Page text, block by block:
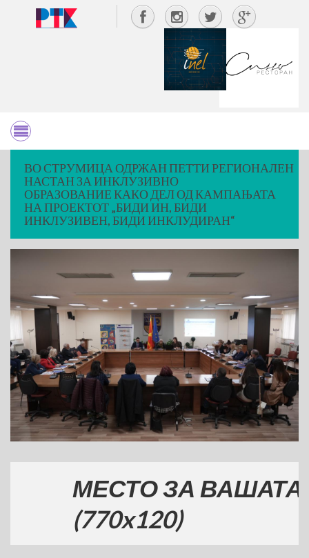
ВО СТРУМИЦА ОДРЖАН ПЕТТИ РЕГИОНАЛЕН
НАСТАН ЗА ИНКЛУЗИВНО
ОБРАЗОВАНИЕ КАКО ДЕЛ ОД КАМПАЊАТА
НА ПРОЕКТОТ „БИДИ ИН, БИДИ
ИНКЛУЗИВЕН, БИДИ ИНКЛУДИРАН“
МЕСТО ЗА ВАШАТА
(770x120)